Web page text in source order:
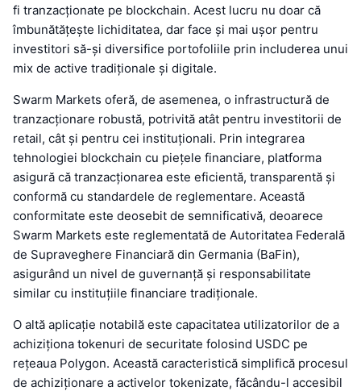
fi tranzacționate pe blockchain. Acest lucru nu doar că
îmbunătățește lichiditatea, dar face și mai ușor pentru
investitori să-și diversifice portofoliile prin includerea unui
mix de active tradiționale și digitale.
Swarm Markets oferă, de asemenea, o infrastructură de
tranzacționare robustă, potrivită atât pentru investitorii de
retail, cât și pentru cei instituționali. Prin integrarea
tehnologiei blockchain cu piețele financiare, platforma
asigură că tranzacționarea este eficientă, transparentă și
conformă cu standardele de reglementare. Această
conformitate este deosebit de semnificativă, deoarece
Swarm Markets este reglementată de Autoritatea Federală
de Supraveghere Financiară din Germania (BaFin),
asigurând un nivel de guvernanță și responsabilitate
similar cu instituțiile financiare tradiționale.
O altă aplicație notabilă este capacitatea utilizatorilor de a
achiziționa tokenuri de securitate folosind USDC pe
rețeaua Polygon. Această caracteristică simplifică procesul
de achiziționare a activelor tokenizate, făcându-l accesibil